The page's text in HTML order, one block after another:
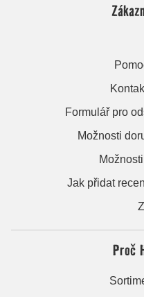
Formulář pro
Možnosti
Jak přidat
Proč